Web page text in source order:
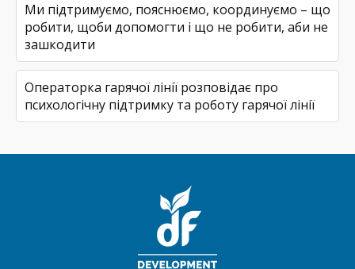
Ми підтримуємо, пояснюємо, координуємо – що
робити, щоби допомогти і що не робити, аби не
зашкодити
Операторка гарячої лінії розповідає про
психологічну підтримку та роботу гарячої лінії